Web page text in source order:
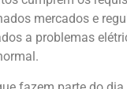
mercados e
a problemas